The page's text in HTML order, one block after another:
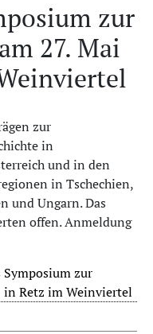
zur
27. Mai
zur
in
und in den
in Tschechien,
und Ungarn. Das
offen. Anmeldung
zur
in Retz im Weinviertel